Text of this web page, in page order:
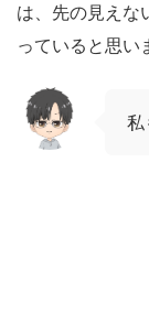
は、先の見えな
っていると思い
私